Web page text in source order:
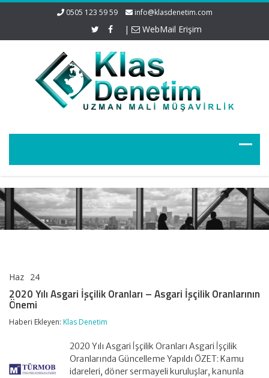
0505 123 59 59 info@klasdenetim.com
| WebMail Erişim
Haz 24
Asgari
Oranları
–
İşçilik
Oranlarının
Önemi
2020 Yılı Asgari İşçilik Oranları – Asgari İşçilik Oranlarının
Önemi
Haberi Ekleyen: Klas Denetim
2020 Yılı Asgari İşçilik Oranları Asgari İşçilik
Oranlarında Güncelleme Yapıldı ÖZET: Kamu
idareleri, döner sermayeli kuruluşlar, kanunla